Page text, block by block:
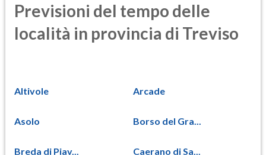
Previsioni del tempo delle
località in provincia di Treviso
Altivole Arcade
Asolo Borso del Gra...
Breda di Piav... Caerano di Sa...